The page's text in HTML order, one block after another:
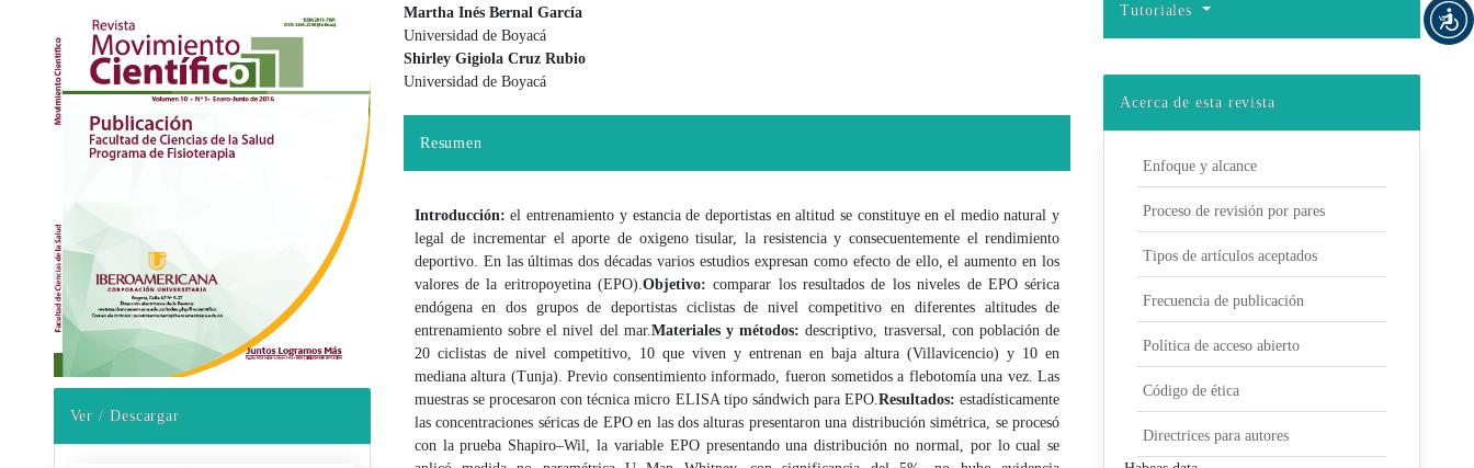
Barra lateral del artículo
Ver / Descargar
Contenido principal del artículo
Martha Inés Bernal García
Universidad de Boyacá
Shirley Gigiola Cruz Rubio
Universidad de Boyacá
Resumen
Introducción: el entrenamiento y estancia de deportistas en altitud se constituye en el medio natural y
legal de incrementar el aporte de oxigeno tisular, la resistencia y consecuentemente el rendimiento
deportivo. En las últimas dos décadas varios estudios expresan como efecto de ello, el aumento en los
valores de la eritropoyetina (EPO).Objetivo: comparar los resultados de los niveles de EPO sérica
endógena en dos grupos de deportistas ciclistas de nivel competitivo en diferentes altitudes de
entrenamiento sobre el nivel del mar.Materiales y métodos: descriptivo, trasversal, con población de
20 ciclistas de nivel competitivo, 10 que viven y entrenan en baja altura (Villavicencio) y 10 en
mediana altura (Tunja). Previo consentimiento informado, fueron sometidos a flebotomía una vez. Las
muestras se procesaron con técnica micro ELISA tipo sándwich para EPO.Resultados: estadísticamente
las concentraciones séricas de EPO en las dos alturas presentaron una distribución simétrica, se procesó
con la prueba Shapiro–Wil, la variable EPO presentando una distribución no normal, por lo cual se
Tutoriales
Acerca de esta revista
Enfoque y alcance
Proceso de revisión por pares
Tipos de artículos aceptados
Frecuencia de publicación
Política de acceso abierto
Código de ética
Directrices para autores